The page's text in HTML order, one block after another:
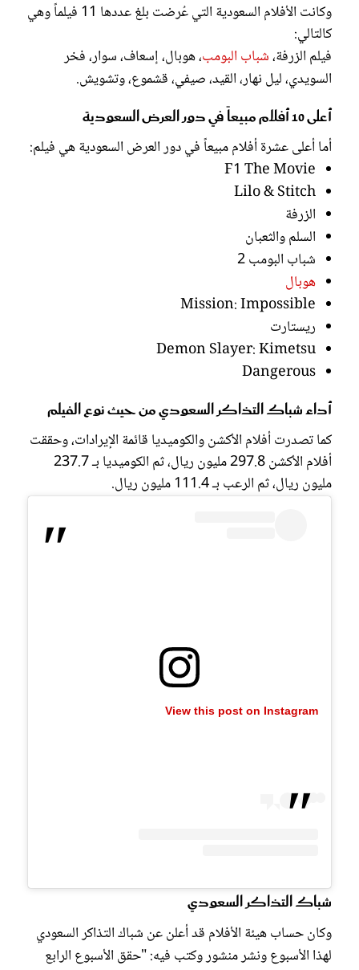
وكانت الأفلام السعودية التي عُرضت بلغ عددها 11 فيلماً وهي
كالتالي:
فيلم الزرفة،شباب البومب، هوبال، إسعاف، سوار، فخر
السويدي، ليل نهار، القيد، صيفي، قشموع، وتشويش.
أعلى 10 أفلام مبيعاً في دور العرض السعودية
أما أعلى عشرة أفلام مبيعاً في دور العرض السعودية هي فيلم:
F1 The Movie
Lilo & Stitch
الزرفة
السلم والثعبان
شباب البومب 2
هوبال
Mission: Impossible
ريستارت
Demon Slayer: Kimetsu
Dangerous
أداء شباك التذاكر السعودي من حيث نوع الفيلم
كما تصدرت أفلام الأكشن والكوميديا قائمة الإيرادات، وحققت
أفلام الأكشن 297.8 مليون ريال، ثم الكوميديا بـ 237.7
مليون ريال، ثم الرعب بـ 111.4 مليون ريال.
View this post on Instagram
شباك التذاكر السعودي
وكان حساب هيئة الأفلام قد أعلن عن شباك التذاكر السعودي
لهذا الأسبوع ونشر منشور وكتب فيه: "حقق الأسبوع الرابع